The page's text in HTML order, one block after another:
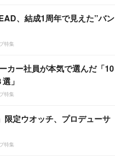
、結成1周年で見えた”バン
特集
カー社員が本気で選んだ「10
」
特集
限定ウオッチ、プロデューサ
特集